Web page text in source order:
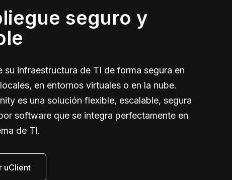
seguro y
su infraestructura de TI de forma segura en
en entornos virtuales o en la nube.
es una solución flexible, escalable, segura
software que se integra perfectamente en
de TI.
uClient